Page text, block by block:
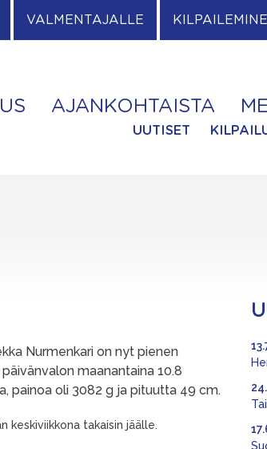
VALMENTAJALLE
AJANKOHTAISTA
UUTISET
Nurmenkari on nyt pienen
maanantaina 10.8
painoa oli 3082 g ja pituutta 49 cm.
keskiviikkona takaisin jäälle.